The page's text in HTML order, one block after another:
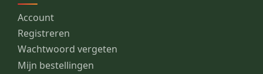
Account
Registreren
Wachtwoord vergeten
Mijn bestellingen